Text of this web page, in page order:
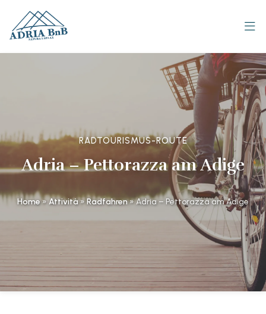
RADTOURISMUS-ROUTE
Adria – Pettorazza am Adige
Home» Attività»Radfahren»Adria – Pettorazza am Adige